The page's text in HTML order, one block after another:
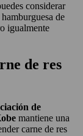
considerar
de
igualmente
de res
de
mantiene una
carne de res